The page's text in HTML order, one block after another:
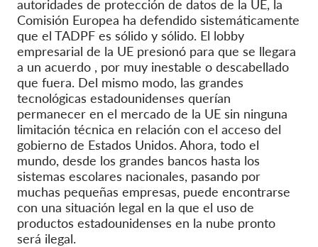
autoridades de protección de datos de la UE, la
Comisión Europea ha defendido sistemáticamente
que el TADPF es sólido y sólido. El lobby
empresarial de la UE presionó para que se llegara
a un acuerdo , por muy inestable o descabellado
que fuera. Del mismo modo, las grandes
tecnológicas estadounidenses querían
permanecer en el mercado de la UE sin ninguna
limitación técnica en relación con el acceso del
gobierno de Estados Unidos. Ahora, todo el
mundo, desde los grandes bancos hasta los
sistemas escolares nacionales, pasando por
muchas pequeñas empresas, puede encontrarse
con una situación legal en la que el uso de
productos estadounidenses en la nube pronto
será ilegal.